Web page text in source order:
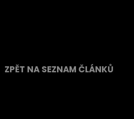
ZPĚT NA SEZNAM ČLÁNKŮ